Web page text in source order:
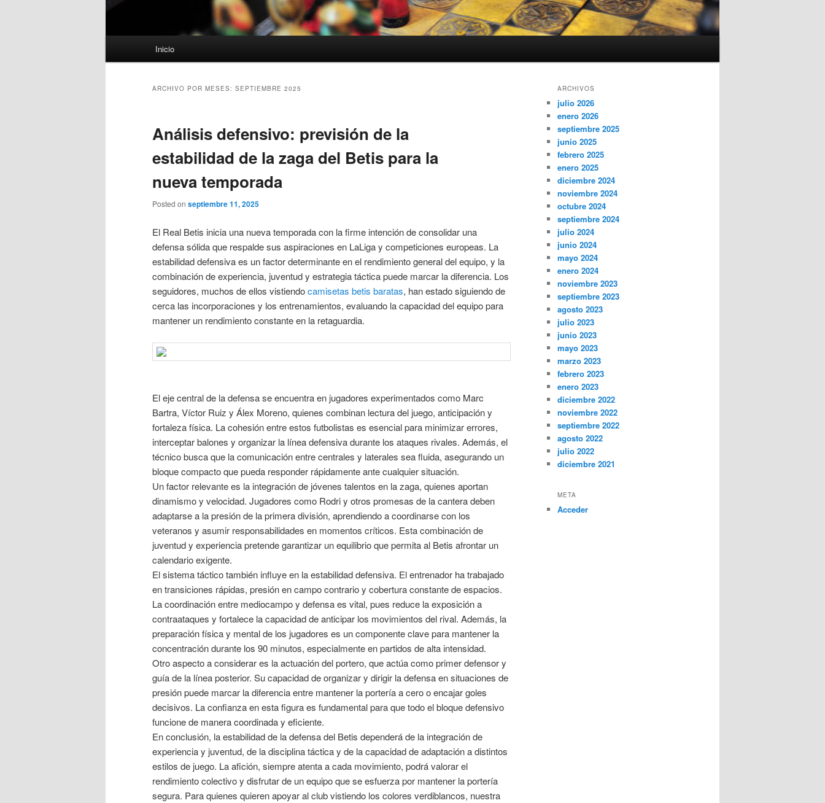
Inicio
ARCHIVO POR MESES: SEPTIEMBRE 2025
Análisis defensivo: previsión de la
estabilidad de la zaga del Betis para la
nueva temporada
Posted on septiembre 11, 2025
El Real Betis inicia una nueva temporada con la firme intención de consolidar una
defensa sólida que respalde sus aspiraciones en LaLiga y competiciones europeas. La
estabilidad defensiva es un factor determinante en el rendimiento general del equipo, y la
combinación de experiencia, juventud y estrategia táctica puede marcar la diferencia. Los
seguidores, muchos de ellos vistiendocamisetas betis baratas, han estado siguiendo de
cerca las incorporaciones y los entrenamientos, evaluando la capacidad del equipo para
mantener un rendimiento constante en la retaguardia.
El eje central de la defensa se encuentra en jugadores experimentados como Marc
Bartra, Víctor Ruiz y Álex Moreno, quienes combinan lectura del juego, anticipación y
fortaleza física. La cohesión entre estos futbolistas es esencial para minimizar errores,
interceptar balones y organizar la línea defensiva durante los ataques rivales. Además, el
técnico busca que la comunicación entre centrales y laterales sea fluida, asegurando un
bloque compacto que pueda responder rápidamente ante cualquier situación.
Un factor relevante es la integración de jóvenes talentos en la zaga, quienes aportan
dinamismo y velocidad. Jugadores como Rodri y otros promesas de la cantera deben
adaptarse a la presión de la primera división, aprendiendo a coordinarse con los
veteranos y asumir responsabilidades en momentos críticos. Esta combinación de
juventud y experiencia pretende garantizar un equilibrio que permita al Betis afrontar un
calendario exigente.
El sistema táctico también influye en la estabilidad defensiva. El entrenador ha trabajado
en transiciones rápidas, presión en campo contrario y cobertura constante de espacios.
La coordinación entre mediocampo y defensa es vital, pues reduce la exposición a
contraataques y fortalece la capacidad de anticipar los movimientos del rival. Además, la
preparación física y mental de los jugadores es un componente clave para mantener la
concentración durante los 90 minutos, especialmente en partidos de alta intensidad.
Otro aspecto a considerar es la actuación del portero, que actúa como primer defensor y
guía de la línea posterior. Su capacidad de organizar y dirigir la defensa en situaciones de
presión puede marcar la diferencia entre mantener la portería a cero o encajar goles
decisivos. La confianza en esta figura es fundamental para que todo el bloque defensivo
funcione de manera coordinada y eficiente.
En conclusión, la estabilidad de la defensa del Betis dependerá de la integración de
experiencia y juventud, de la disciplina táctica y de la capacidad de adaptación a distintos
estilos de juego. La afición, siempre atenta a cada movimiento, podrá valorar el
rendimiento colectivo y disfrutar de un equipo que se esfuerza por mantener la portería
segura. Para quienes quieren apoyar al club vistiendo los colores verdiblancos, nuestra
ARCHIVOS
julio 2026
enero 2026
septiembre 2025
junio 2025
febrero 2025
enero 2025
diciembre 2024
noviembre 2024
octubre 2024
septiembre 2024
julio 2024
junio 2024
mayo 2024
enero 2024
noviembre 2023
septiembre 2023
agosto 2023
julio 2023
junio 2023
mayo 2023
marzo 2023
febrero 2023
enero 2023
diciembre 2022
noviembre 2022
septiembre 2022
agosto 2022
julio 2022
diciembre 2021
META
Acceder